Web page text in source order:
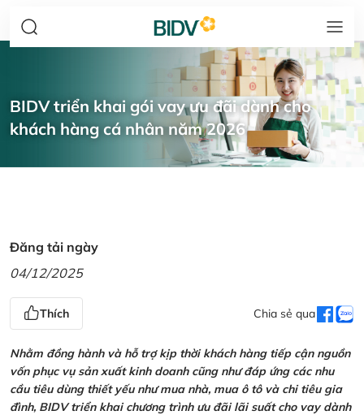
BIDV triển khai gói vay ưu đãi dành cho
khách hàng cá nhân năm 2026
Đăng tải ngày
04/12/2025
Thích Chia sẻ qua
Nhằm đồng hành và hỗ trợ kịp thời khách hàng tiếp cận nguồn
vốn phục vụ sản xuất kinh doanh cũng như đáp ứng các nhu
cầu tiêu dùng thiết yếu như mua nhà, mua ô tô và chi tiêu gia
đình, BIDV triển khai chương trình ưu đãi lãi suất cho vay dành